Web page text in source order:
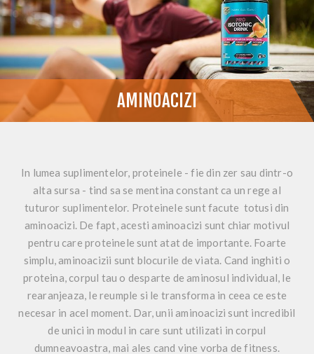
AMINOACIZI
In lumea suplimentelor, proteinele - fie din zer sau dintr-o
alta sursa - tind sa se mentina constant ca un rege al
tuturor suplimentelor. Proteinele sunt facute totusi din
aminoacizi. De fapt, acesti aminoacizi sunt chiar motivul
pentru care proteinele sunt atat de importante. Foarte
simplu, aminoacizii sunt blocurile de viata. Cand inghiti o
proteina, corpul tau o desparte de aminosul individual, le
rearanjeaza, le reumple si le transforma in ceea ce este
necesar in acel moment. Dar, unii aminoacizi sunt incredibil
de unici in modul in care sunt utilizati in corpul
dumneavoastra, mai ales cand vine vorba de fitness.